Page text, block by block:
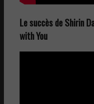
Le succès de Shirin
with You